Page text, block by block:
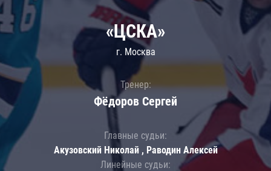
«ЦСКА»
г. Москва
Тренер:
Фёдоров Сергей
Главные судьи:
Акузовский Николай , Раводин Алексей
Линейные судьи: